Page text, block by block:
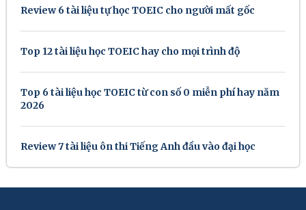
Review 6 tài liệu tự học TOEIC cho người mất gốc
Top 12 tài liệu học TOEIC hay cho mọi trình độ
Top 6 tài liệu học TOEIC từ con số 0 miễn phí hay năm
2026
Review 7 tài liệu ôn thi Tiếng Anh đầu vào đại học